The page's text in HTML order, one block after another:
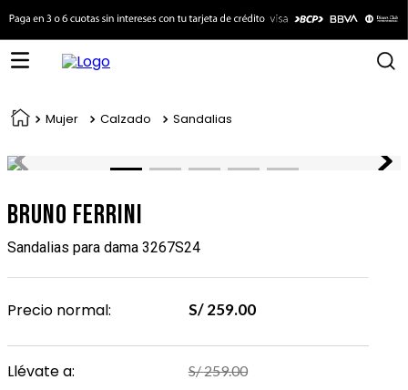
Mujer Calzado Sandalias
Bruno Ferrini
Sandalias para dama 3267S24
Precio normal: S/ 259.00
Llévate a: S/259.00